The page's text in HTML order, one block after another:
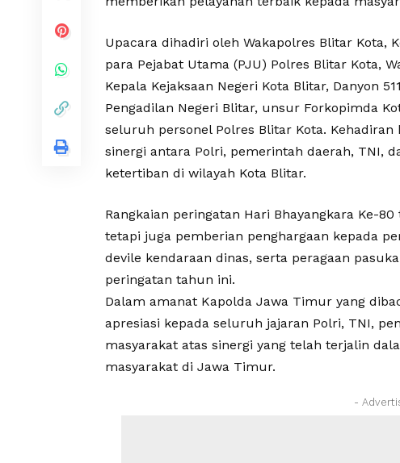
Upacara dihadiri oleh Wakapolres Blitar Kota,
para Pejabat Utama (PJU) Polres Blitar Kota,
Kepala Kejaksaan Negeri Kota Blitar, Danyon
Pengadilan Negeri Blitar, unsur Forkopimda
seluruh personel Polres Blitar Kota.
sinergi antara Polri, pemerintah daerah, TNI,
ketertiban di wilayah Kota Blitar.
Rangkaian peringatan Hari Bhayangkara Ke-
tetapi juga pemberian penghargaan kepada
devile kendaraan dinas, serta peragaan
peringatan tahun ini.
Dalam amanat Kapolda Jawa Timur yang
apresiasi kepada seluruh jajaran Polri, TNI,
masyarakat atas sinergi yang telah terjalin
masyarakat di Jawa Timur.
-